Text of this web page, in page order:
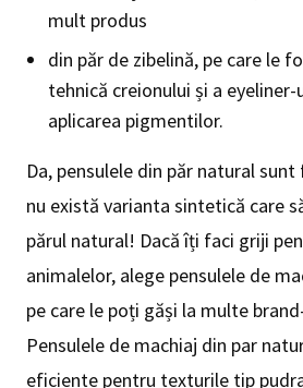
mult produs
din păr de zibelină, pe care le
tehnică creionului și a
aplicarea pigmentilor.
Da, pensulele din păr natural
nu există varianta sintetică care
părul natural! Dacă îți faci griji
animalelor, alege pensulele de
pe care le poți găși la multe
Pensulele de machiaj din par
eficiente pentru texturile tip